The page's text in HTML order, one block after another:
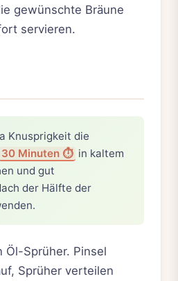
gewünschte Bräune
servieren.
Knusprigkeit die
30 Minuten ⏱️ in kaltem
und gut
der Hälfte der
Öl-Sprüher. Pinsel
Sprüher verteilen